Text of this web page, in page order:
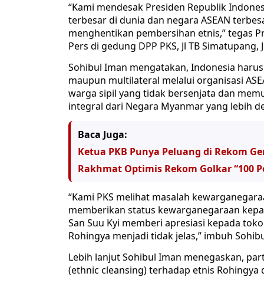
“Kami mendesak Presiden Republik
terbesar di dunia dan negara ASEAN
menghentikan pembersihan etnis,” tegas
Pers di gedung DPP PKS, Jl TB
Sohibul Iman mengatakan, Indonesia
maupun multilateral melalui organisasi
warga sipil yang tidak bersenjata dan
integral dari Negara Myanmar yang lebih
Baca Juga:
Ketua PKB Punya Peluang di Rekom
Rakhmat Optimis Rekom Golkar “100
“Kami PKS melihat masalah
memberikan status kewarganegaraan
San Suu Kyi memberi apresiasi kepada
Rohingya menjadi tidak jelas,” imbuh
Lebih lanjut Sohibul Iman menegaskan,
(ethnic cleansing) terhadap etnis